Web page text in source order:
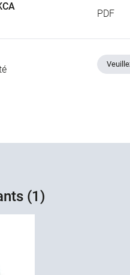
PDF
(1)